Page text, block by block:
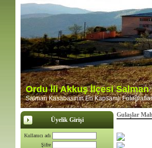
Ordu İli Akkuş İlçesi Salman
Salman Kasabasının En Kapsamlı
Üyelik Girişi
Kullanıcı adı
Şifre
Gulaşlar